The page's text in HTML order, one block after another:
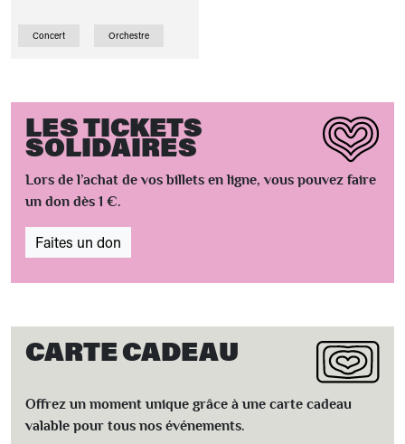
Concert Orchestre
LES TICKETS
SOLIDAIRES
Lors de l’achat de vos billets en ligne, vous pouvez faire
un don dès 1 €.
Faites un don
CARTE CADEAU
Offrez un moment unique grâce à une carte cadeau
valable pour tous nos événements.